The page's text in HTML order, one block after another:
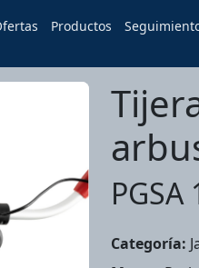
Productos
Categoría: